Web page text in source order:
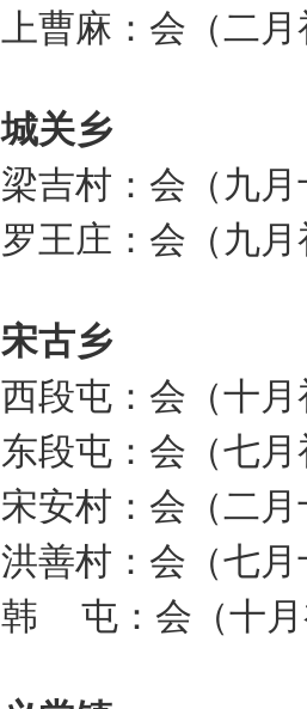
上曹麻：会（二
城关乡
梁吉村：会（九
罗王庄：会（九
宋古乡
西段屯：会（十
东段屯：会（七
宋安村：会（二
洪善村：会（七
韩 屯：会（十月